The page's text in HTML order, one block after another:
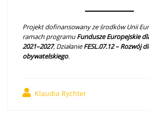
Projekt dofinansowany ze środków Unii
ramach programuFundusze Europejskie
2021–2027, DziałanieFESL.07.12 – Rozwój
obywatelskiego.
Klaudia Rychter